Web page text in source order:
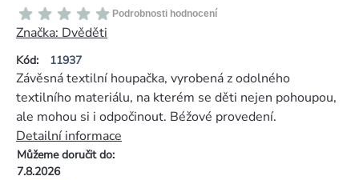
Kód: 11937
Průměrné
hodnocení
produktu
je
0,0
5
hvězdiček.
Podrobnosti hodnocení
Značka: Dvěděti
Můžeme doručit do:
7.8.2026
Závěsná textilní houpačka, vyrobená z odolného
textilního materiálu, na kterém se děti nejen pohoupou,
ale mohou si i odpočinout. Béžové provedení.
Detailní informace